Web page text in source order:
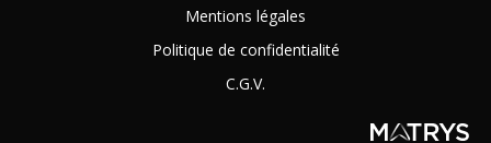
Mentions légales
Politique de confidentialité
C.G.V.